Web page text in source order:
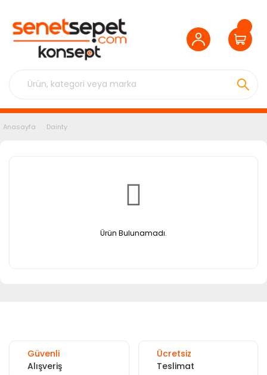
Anasayfa Dainty
Ürün Bulunamadı.
Güvenli
Alışveriş
Ücretsiz
Teslimat